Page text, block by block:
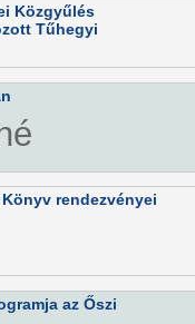
Közgyűlés
Tűhegyi
rendezvényei
az Őszi